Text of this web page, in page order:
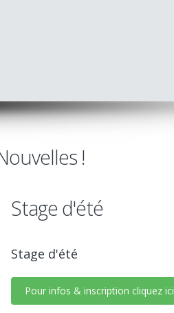
!
Stage d'été
Stage d'été
Pour infos & inscription cliquez ici